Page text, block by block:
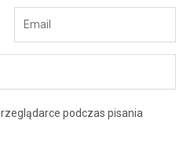
podczas pisania